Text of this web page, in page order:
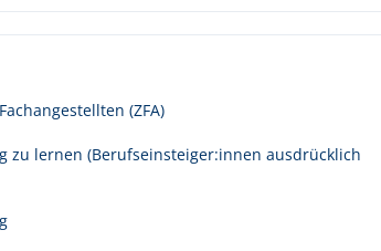
(ZFA)
zu lernen (Berufseinsteiger:innen ausdrücklich